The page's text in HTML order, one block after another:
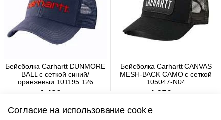
Бейсболка Carhartt DUNMORE
BALL с сеткой синий/
оранжевый 101195 126
4 480 р.
Бейсболка Carhartt CANVAS
MESH-BACK CAMO с сеткой
105047-N04
4 650 р.
Согласие на использование cookie